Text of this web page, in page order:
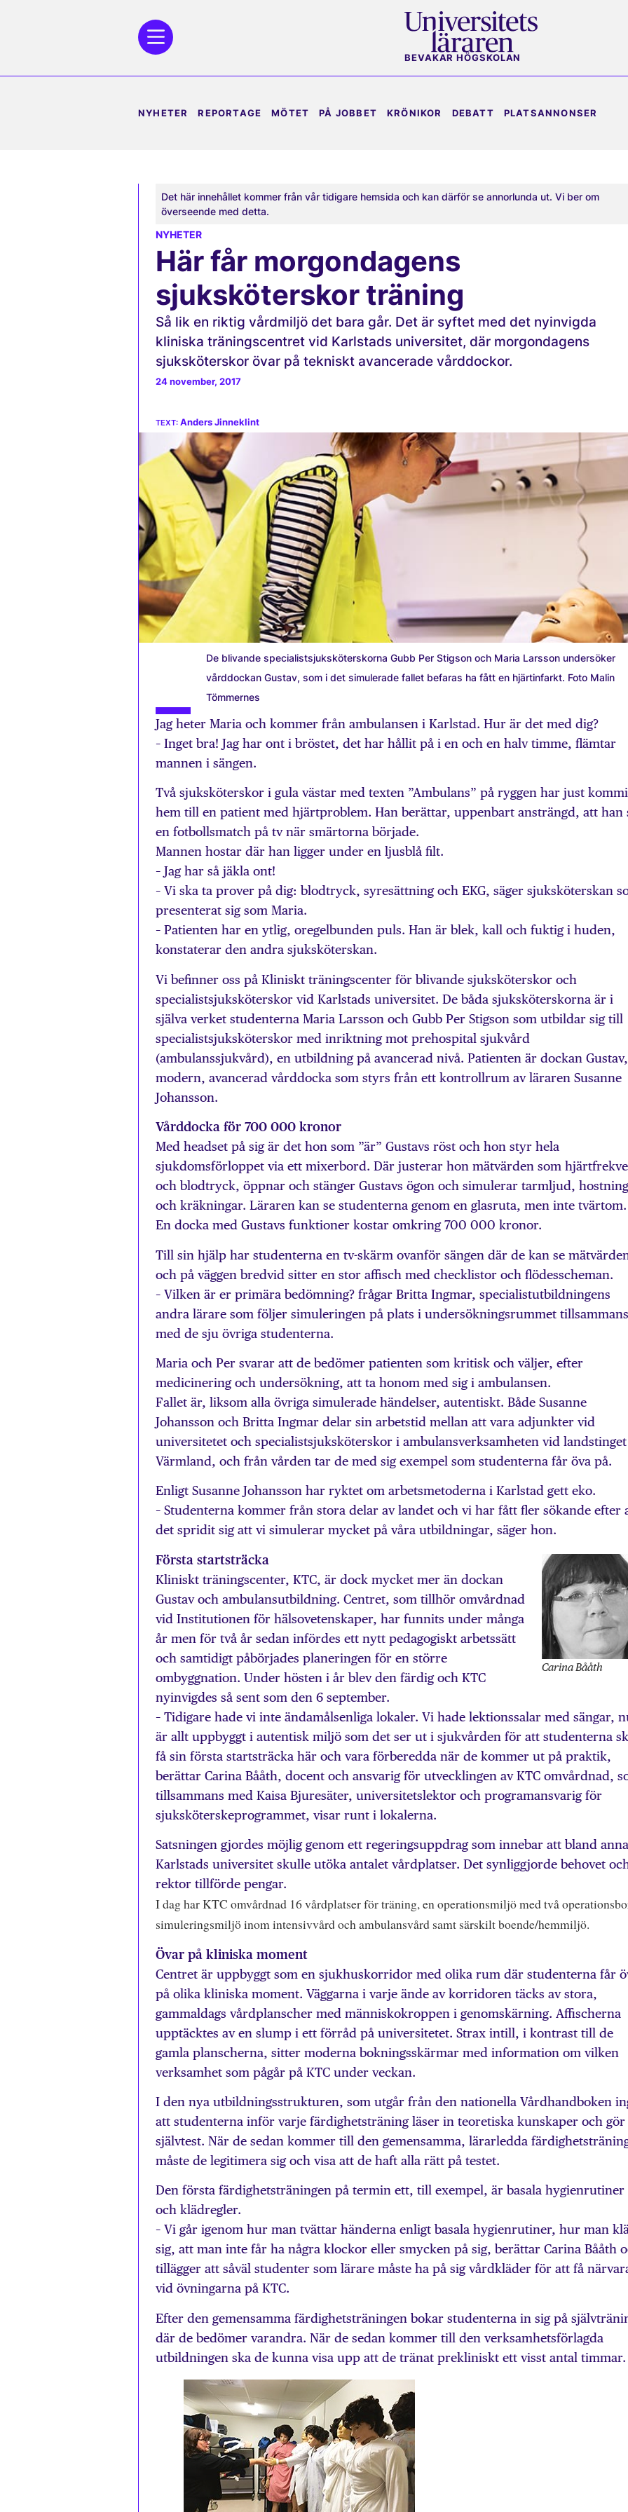
BEVAKAR HÖGSKOLAN
NYHETER REPORTAGE MÖTET PÅ JOBBET KRÖNIKOR DEBATT PLATSANNONSER
Det här innehållet kommer från vår tidigare hemsida och kan därför se annorlunda ut. Vi ber om
överseende med detta.
NYHETER
Här får morgondagens
sjuksköterskor träning
Så lik en riktig vårdmiljö det bara går. Det är syftet med det nyinvigda
kliniska träningscentret vid Karlstads universitet, där morgondagens
sjuksköterskor övar på tekniskt avancerade vårddockor.
24 november, 2017
Anders Jinneklint
De blivande specialistsjuk­sköterskorna Gubb Per Stigson och Maria Larsson undersöker
vårddockan Gustav, som i det simulerade fallet befaras ha fått en hjärtinfarkt. Foto Malin
Tömmernes
Jag heter Maria och kommer från ambulansen i Karlstad. Hur är det med dig?
– Inget bra! Jag har ont i bröstet, det har hållit på i en och en halv timme, flämtar
mannen i sängen.
Två sjuksköterskor i gula västar med texten ”Ambulans” på ryggen har just
hem till en patient med hjärtproblem. Han berättar, uppenbart ansträngd, att han
en fotbollsmatch på tv när smärtorna började.
Mannen hostar där han ligger under en ljusblå filt.
– Jag har så jäkla ont!
– Vi ska ta prover på dig: blodtryck, syresättning och EKG, säger sjuksköterskan
presenterat sig som Maria.
– Patienten har en ytlig, oregelbunden puls. Han är blek, kall och fuktig i huden,
konstaterar den andra sjuksköterskan.
Vi befinner oss på Kliniskt träningscenter för blivande sjuksköterskor och
specialistsjuksköterskor vid Karlstads universitet. De båda sjuksköterskorna är i
själva verket studenterna Maria Larsson och Gubb Per Stigson som utbildar sig till
specialistsjuksköterskor med inriktning mot prehospital sjukvård
(ambulanssjukvård), en utbildning på avancerad nivå. Patienten är dockan
modern, avancerad vårddocka som styrs från ett kontrollrum av läraren Susanne
Johansson.
Vårddocka för 700 000 kronor
Med headset på sig är det hon som ”är” Gustavs röst och hon styr hela
sjukdomsförloppet via ett mixerbord. Där justerar hon mätvärden som
och blodtryck, öppnar och stänger Gustavs ögon och simulerar tarmljud,
och kräkningar. Läraren kan se studenterna genom en glasruta, men inte tvärtom.
En docka med Gustavs funktioner kostar omkring 700 000 kronor.
Till sin hjälp har studenterna en tv-skärm ovanför sängen där de kan se
och på väggen bredvid sitter en stor affisch med checklistor och flödesscheman.
– Vilken är er primära bedömning? frågar Britta Ingmar, specialistutbildningens
andra lärare som följer simuleringen på plats i undersökningsrummet tillsammans
med de sju övriga studenterna.
Maria och Per svarar att de bedömer patienten som kritisk och väljer, efter
medicinering och undersökning, att ta honom med sig i ambulansen.
Fallet är, liksom alla övriga simulerade händelser, autentiskt. Både Susanne
Johansson och Britta Ingmar delar sin arbetstid mellan att vara adjunkter vid
universitetet och specialistsjuksköterskor i ambulansverksamheten vid
Värmland, och från vården tar de med sig exempel som studenterna får öva på.
Enligt Susanne Johansson har ryktet om arbetsmetoderna i Karlstad gett eko.
– Studenterna kommer från stora delar av landet och vi har fått fler sökande efter
det spridit sig att vi simulerar mycket på våra utbildningar, säger hon.
Carina Bååth
Första startsträcka
Kliniskt träningscenter, KTC, är dock mycket mer än dockan
Gustav och ambulansutbildning. Centret, som tillhör omvårdnad
vid Institutionen för hälsovetenskaper, har funnits under många
år men för två år sedan infördes ett nytt pedagogiskt arbetssätt
och samtidigt påbörjades planeringen för en större
ombyggnation. Under hösten i år blev den färdig och KTC
nyinvigdes så sent som den 6 september.
– Tidigare hade vi inte ändamålsenliga lokaler. Vi hade lektionssalar med sängar,
är allt uppbyggt i autentisk miljö som det ser ut i sjukvården för att studenterna
få sin första startsträcka här och vara förberedda när de kommer ut på praktik,
berättar Carina Bååth, docent och ansvarig för utvecklingen av KTC omvårdnad,
tillsammans med Kaisa Bjuresäter, universitetslektor och programansvarig för
sjuksköterskeprogrammet, visar runt i lokalerna.
Satsningen gjordes möjlig genom ett regeringsuppdrag som innebar att bland
Karlstads universitet skulle utöka antalet vårdplatser. Det synliggjorde behovet
rektor tillförde pengar.
I dag har KTC omvårdnad 16 vårdplatser för träning, en operationsmiljö med två
simuleringsmiljö inom intensivvård och ambulansvård samt särskilt boende/hemmiljö.
Övar på kliniska moment
Centret är uppbyggt som en sjukhuskorridor med olika rum där studenterna får
på olika kliniska moment. Väggarna i varje ände av korridoren täcks av stora,
gammaldags vårdplanscher med människokroppen i genomskärning. Affischerna
upptäcktes av en slump i ett förråd på universitetet. Strax intill, i kontrast till de
gamla planscherna, sitter moderna bokningsskärmar med information om vilken
verksamhet som pågår på KTC under veckan.
I den nya utbildningsstrukturen, som utgår från den nationella Vårdhandboken
att studenterna inför varje färdighetsträning läser in teoretiska kunskaper och gör
självtest. När de sedan kommer till den gemensamma, lärarledda
måste de legitimera sig och visa att de haft alla rätt på testet.
Den första färdighetsträningen på termin ett, till exempel, är basala hygienrutiner
och klädregler.
– Vi går igenom hur man tvättar händerna enligt basala hygienrutiner, hur man
sig, att man inte får ha några klockor eller smycken på sig, berättar Carina Bååth
tillägger att såväl studenter som lärare måste ha på sig vårdkläder för att få
vid övningarna på KTC.
Efter den gemensamma färdighetsträningen bokar studenterna in sig på
där de bedömer varandra. När de sedan kommer till den verksamhetsförlagda
utbildningen ska de kunna visa upp att de tränat prekliniskt ett visst antal timmar.